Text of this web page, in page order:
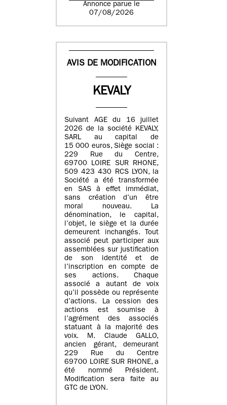
Annonce parue le
07/08/2026
AVIS DE MODIFICATION
KEVALY
Suivant AGE du 16 juillet
2026 de la société KEVALY,
SARL au capital de
15 000 euros, Siège social :
229 Rue du Centre,
69700 LOIRE SUR RHONE,
509 423 430 RCS LYON, la
Société a été transformée
en SAS à effet immédiat,
sans création d’un être
moral nouveau. La
dénomination, le capital,
l’objet, le siège et la durée
demeurent inchangés. Tout
associé peut participer aux
assemblées sur justification
de son identité et de
l’inscription en compte de
ses actions. Chaque
associé a autant de voix
qu’il possède ou représente
d’actions. La cession des
actions est soumise à
l’agrément des associés
statuant à la majorité des
voix. M. Claude GALLO,
ancien gérant, demeurant
229 Rue du Centre
69700 LOIRE SUR RHONE, a
été nommé Président.
Modification sera faite au
GTC de LYON.